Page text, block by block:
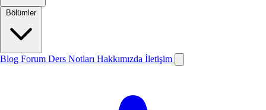
Bölümler
Blog Forum Ders Notları Hakkımızda İletişim